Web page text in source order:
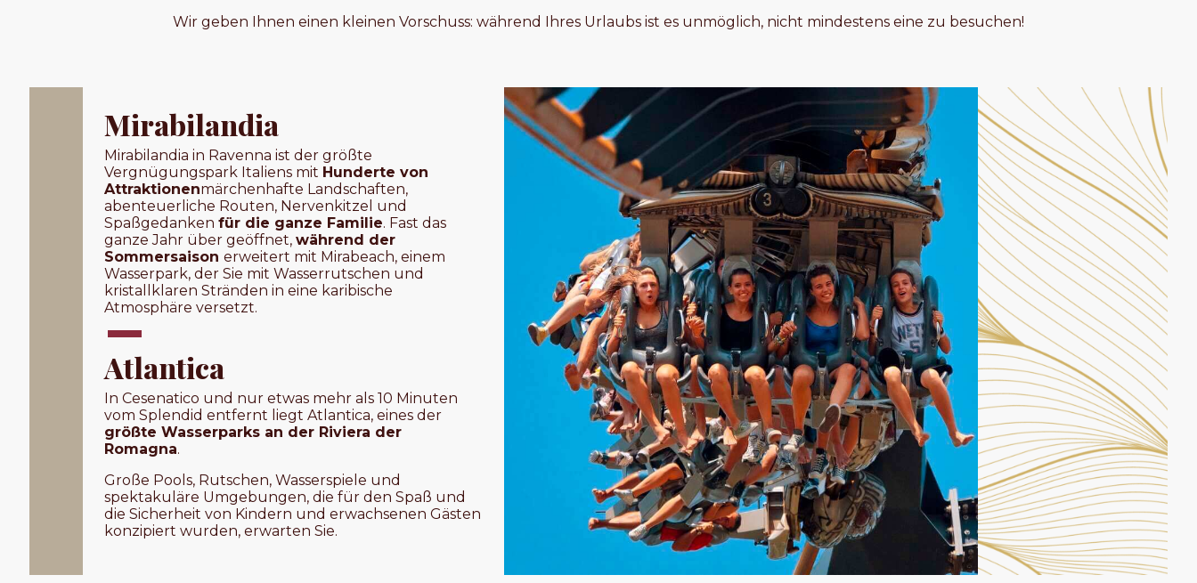
Wir geben Ihnen einen kleinen Vorschuss: während Ihres Urlaubs ist es unmöglich, nicht mindestens eine zu besuchen!
Mirabilandia
Mirabilandia in Ravenna ist der größte
Vergnügungspark Italiens mit Hunderte von
Attraktionenmärchenhafte Landschaften,
abenteuerliche Routen, Nervenkitzel und
Spaßgedanken für die ganze Familie. Fast das
ganze Jahr über geöffnet, während der
Sommersaison erweitert mit Mirabeach, einem
Wasserpark, der Sie mit Wasserrutschen und
kristallklaren Stränden in eine karibische
Atmosphäre versetzt.
Atlantica
In Cesenatico und nur etwas mehr als 10 Minuten
vom Splendid entfernt liegt Atlantica, eines der
größte Wasserparks an der Riviera der
Romagna.
Große Pools, Rutschen, Wasserspiele und
spektakuläre Umgebungen, die für den Spaß und
die Sicherheit von Kindern und erwachsenen Gästen
konzipiert wurden, erwarten Sie.